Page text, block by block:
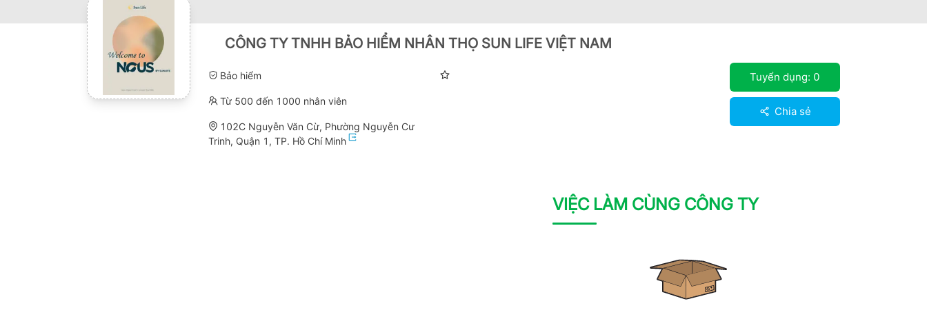
CÔNG TY TNHH BẢO HIỂM NHÂN THỌ SUN LIFE VIỆT NAM
Bảo hiểm
Từ 500 đến 1000 nhân viên
102C Nguyễn Văn Cừ, Phường Nguyễn Cư
Trinh, Quận 1, TP. Hồ Chí Minh
Tuyển dụng: 0
Chia sẻ
VIỆC LÀM CÙNG CÔNG TY